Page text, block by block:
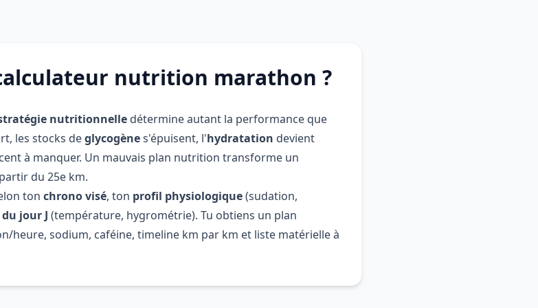
nutrition marathon ?
nutritionnelle détermine autant la performance que
les stocks deglycogènes'épuisent, l'hydratation devient
à manquer. Un mauvais plan nutrition transforme un
du 25e km.
ton chrono visé, ton profil physiologique(sudation,
jour J (température, hygrométrie). Tu obtiens un plan
heure, sodium, caféine, timeline km par km et liste matérielle à